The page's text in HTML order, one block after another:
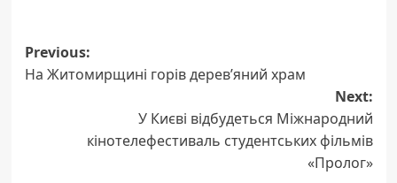
Post
navigation
Previous:
На Житомирщині горів дерев’яний храм
Next:
У Києві відбудеться Міжнародний
кінотелефестиваль студентських фільмів
«Пролог»